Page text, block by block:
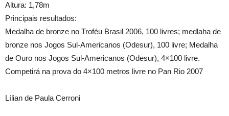
Altura: 1,78m
Principais resultados:
Medalha de bronze no Troféu Brasil 2006, 100 livres; medlaha de
bronze nos Jogos Sul-Americanos (Odesur), 100 livre; Medalha
de Ouro nos Jogos Sul-Americanos (Odesur), 4×100 livre.
Competirá na prova do 4×100 metros livre no Pan Rio 2007
Lílian de Paula Cerroni